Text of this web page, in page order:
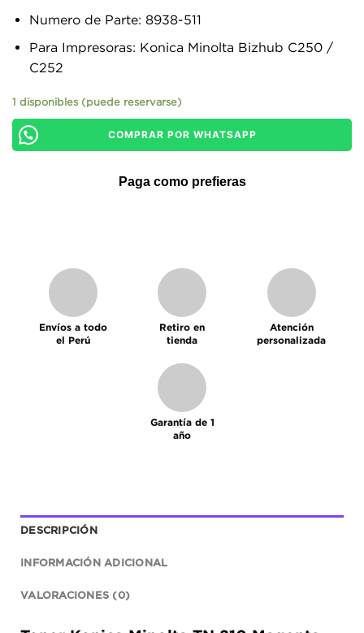
Numero de Parte: 8938-511
Para Impresoras: Konica Minolta Bizhub C250 /
C252
1 disponibles (puede reservarse)
COMPRAR POR WHATSAPP
Paga como prefieras
Envíos a todo
el Perú
Retiro en
tienda
Atención
personalizada
Garantía de 1
año
DESCRIPCIÓN
INFORMACIÓN ADICIONAL
VALORACIONES (0)